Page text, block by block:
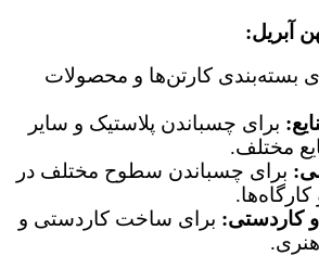
آبریل:
بسته‌بندی کارتن‌ها و محصولات
برای چسباندن پلاستیک و سایر
مختلف.
برای چسباندن سطوح مختلف در
کارگاه‌ها.
کاردستی: برای ساخت کاردستی و
هنری.